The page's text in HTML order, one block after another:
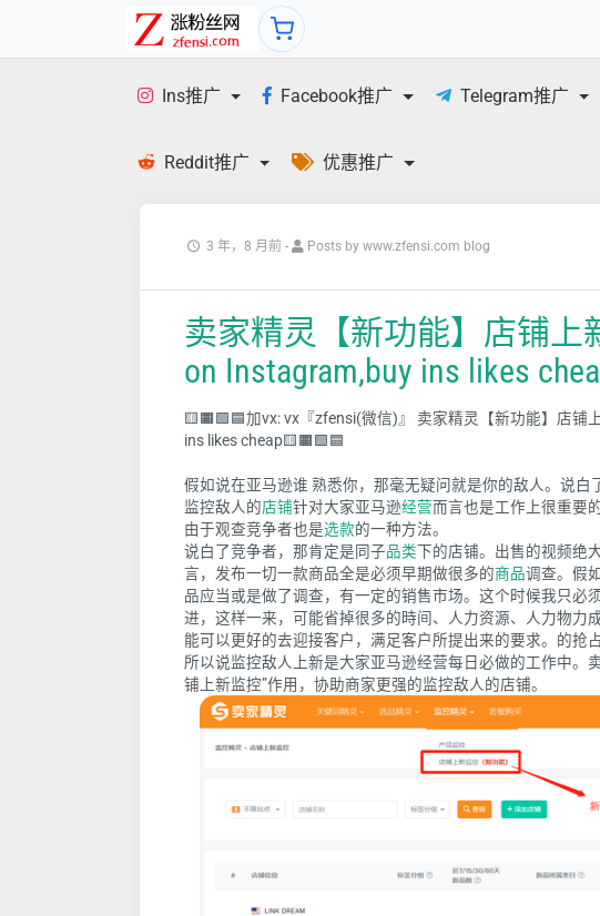
Ins推广 Facebook推广 Telegram推广
Reddit推广 优惠推广
3 年，8 月前 - Posts by www.zfensi.com blog
卖家精灵【新功能】店铺上
on Instagram,buy ins likes
🟨🟧🟩🟦加vx: vx『zfensi(微信)』 卖家精灵【新功能】店
ins likes cheap🟨🟧🟩🟦
假如说在亚马逊谁 熟悉你，那毫无疑问就是你的敌人。说白
监控敌人的店铺针对大家亚马逊经营而言也是工作上很重要
由于观查竞争者也是选款的一种方法。
说白了竞争者，那肯定是同子品类下的店铺。出售的视频绝
言，发布一切一款商品全是必须早期做很多的商品调查。假
品应当或是做了调查，有一定的销售市场。这个时候我只必
进，这样一来，可能省掉很多的時间、人力资源、人力物力
能可以更好的去迎接客户，满足客户所提出来的要求。的抢占
所以说监控敌人上新是大家亚马逊经营每日必做的工作中。
铺上新监控”作用，协助商家更强的监控敌人的店铺。